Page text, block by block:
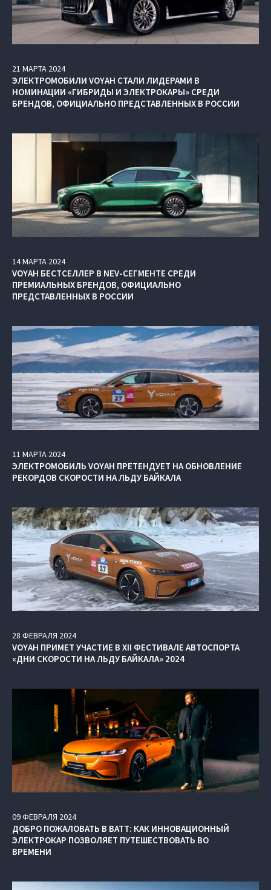
21 МАРТА 2024
ЭЛЕКТРОМОБИЛИ VOYAH СТАЛИ ЛИДЕРАМИ В
НОМИНАЦИИ «ГИБРИДЫ И ЭЛЕКТРОКАРЫ» СРЕДИ
БРЕНДОВ, ОФИЦИАЛЬНО ПРЕДСТАВЛЕННЫХ В РОССИИ
14МАРТА 2024
VOYAH БЕСТСЕЛЛЕР В NEV-СЕГМЕНТЕ СРЕДИ
ПРЕМИАЛЬНЫХ БРЕНДОВ, ОФИЦИАЛЬНО
ПРЕДСТАВЛЕННЫХ В РОССИИ
11 МАРТА 2024
ЭЛЕКТРОМОБИЛЬ VOYAH ПРЕТЕНДУЕТ НА ОБНОВЛЕНИЕ
РЕКОРДОВ СКОРОСТИ НА ЛЬДУ БАЙКАЛА
28 ФЕВРАЛЯ 2024
VOYAH ПРИМЕТ УЧАСТИЕ В XII ФЕСТИВАЛЕ АВТОСПОРТА
«ДНИ СКОРОСТИ НА ЛЬДУ БАЙКАЛА» 2024
09ФЕВРАЛЯ 2024
ДОБРО ПОЖАЛОВАТЬ В ВАТТ: КАК ИННОВАЦИОННЫЙ
ЭЛЕКТРОКАР ПОЗВОЛЯЕТ ПУТЕШЕСТВОВАТЬ ВО
ВРЕМЕНИ